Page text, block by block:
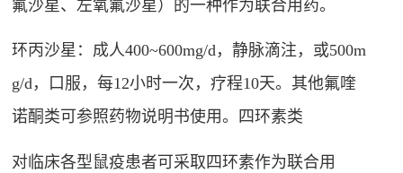
氟沙星、左氧氟沙星）的一种作为联合用药。
环丙沙星：成人400~600mg/d，静脉滴注，或500m
g/d，口服，每12小时一次，疗程10天。其他氟喹
诺酮类可参照药物说明书使用。四环素类
对临床各型鼠疫患者可采取四环素作为联合用